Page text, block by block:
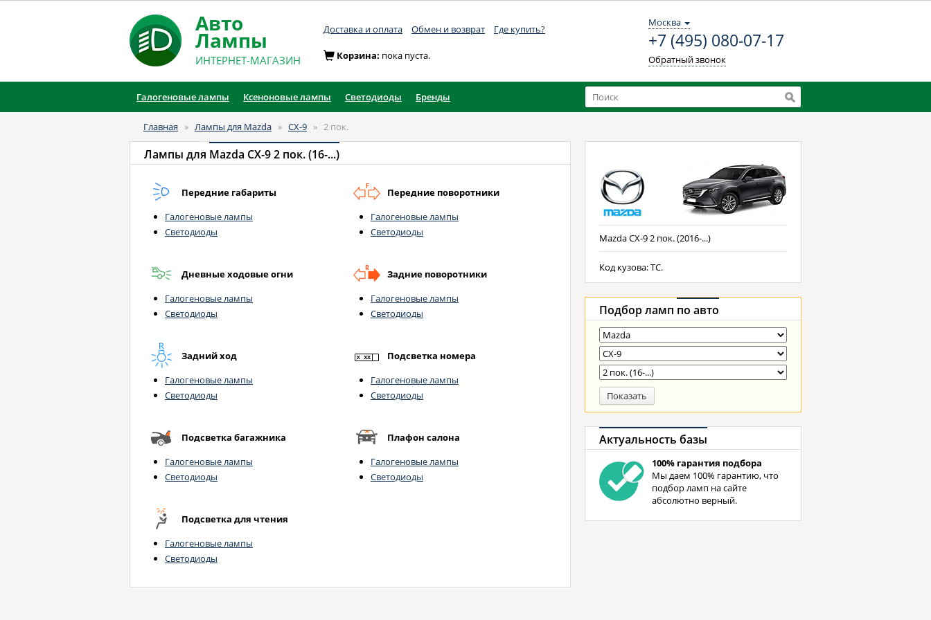
Авто
Лампы
ИНТЕРНЕТ-МАГАЗИН
Доставка и оплата Обмен и возврат Где купить?
Москва
+7 (495) 080-07-17
Обратный звонок
Корзина: пока пуста.
Галогеновые лампы Ксеноновые лампы Светодиоды Бренды
Главная » Лампы для Mazda » CX-9 » 2 пок.
Лампы для Mazda CX-9 2 пок. (16-...)
Передние габариты
Галогеновые лампы
Светодиоды
Передние поворотники
Галогеновые лампы
Светодиоды
Дневные ходовые огни
Галогеновые лампы
Светодиоды
Задние поворотники
Галогеновые лампы
Светодиоды
Задний ход
Галогеновые лампы
Светодиоды
Подсветка номера
Галогеновые лампы
Светодиоды
Подсветка багажника
Галогеновые лампы
Светодиоды
Плафон салона
Галогеновые лампы
Светодиоды
Подсветка для чтения
Галогеновые лампы
Светодиоды
Mazda CX-9 2 пок. (2016-...)
Код кузова: TC.
Подбор ламп по авто
Показать
Актуальность базы
100% гарантия подбора
Мы даем 100% гарантию, что
подбор ламп на сайте
абсолютно верный.